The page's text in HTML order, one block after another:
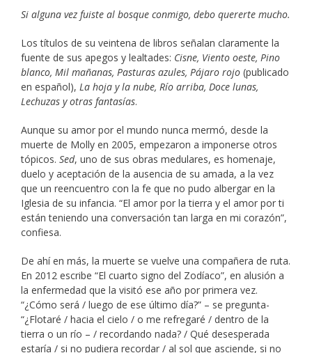
Si alguna vez fuiste al bosque conmigo, debo quererte mucho.
Los títulos de su veintena de libros señalan claramente la
fuente de sus apegos y lealtades: Cisne, Viento oeste, Pino
blanco, Mil mañanas, Pasturas azules, Pájaro rojo (publicado
en español), La hoja y la nube, Río arriba, Doce lunas,
Lechuzas y otras fantasías.
Aunque su amor por el mundo nunca mermó, desde la
muerte de Molly en 2005, empezaron a imponerse otros
tópicos. Sed, uno de sus obras medulares, es homenaje,
duelo y aceptación de la ausencia de su amada, a la vez
que un reencuentro con la fe que no pudo albergar en la
Iglesia de su infancia. “El amor por la tierra y el amor por ti
están teniendo una conversación tan larga en mi corazón”,
confiesa.
De ahí en más, la muerte se vuelve una compañera de ruta.
En 2012 escribe “El cuarto signo del Zodíaco”, en alusión a
la enfermedad que la visitó ese año por primera vez.
“¿Cómo será / luego de ese último día?” – se pregunta-
“¿Flotaré / hacia el cielo / o me refregaré / dentro de la
tierra o un río – / recordando nada? / Qué desesperada
estaría / si no pudiera recordar / al sol que asciende, si no